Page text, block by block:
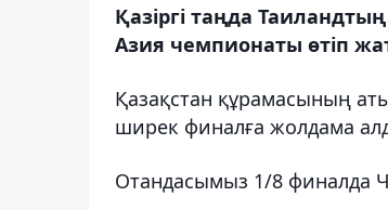
Қазіргі таңда
Азия чемпионаты өтіп
Қазақстан құрамасының
ширек финалға жолдама
Отандасымыз 1/8 финалда